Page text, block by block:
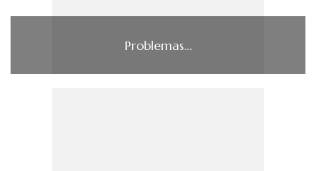
Problemas…